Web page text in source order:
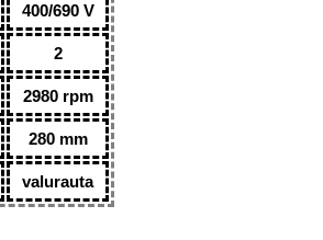
400/690 V
2
2980 rpm
280 mm
valurauta